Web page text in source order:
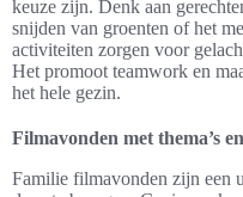
keuze zijn. Denk aan
snijden van groenten of het
activiteiten zorgen voor
Het promoot teamwork en
het hele gezin.
Filmavonden met thema’s
Familie filmavonden zijn een